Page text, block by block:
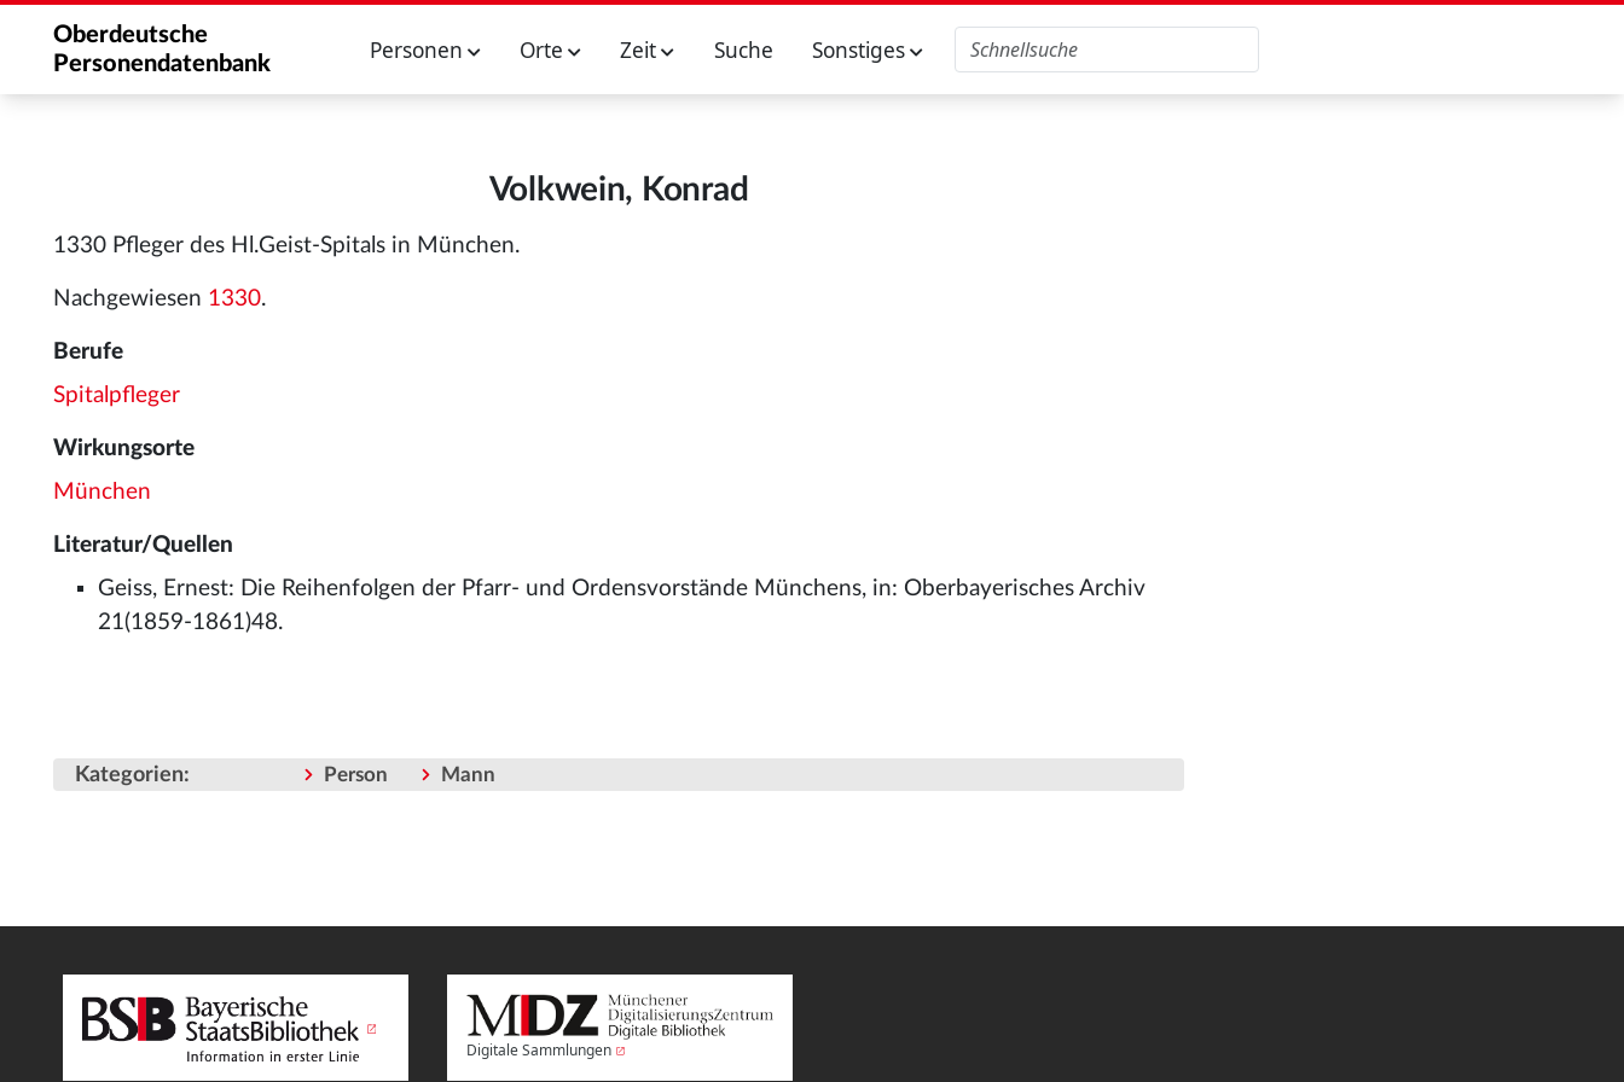
Oberdeutsche
Personendatenbank
Personen Orte Zeit Suche Sonstiges
Volkwein, Konrad
1330 Pfleger des Hl.Geist-Spitals in München.
Nachgewiesen 1330.
Berufe
Spitalpfleger
Wirkungsorte
München
Literatur/Quellen
Geiss, Ernest: Die Reihenfolgen der Pfarr- und Ordensvorstände Münchens, in: Oberbayerisches Archiv
21(1859-1861)48.
Kategorien: Person Mann
Digitale Sammlungen